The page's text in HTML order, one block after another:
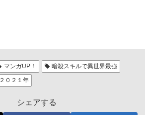
マンガUP！
暗殺スキルで異世界最強
２０２１年
シェアする